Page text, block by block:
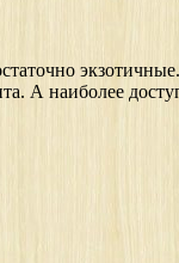
А наиболее